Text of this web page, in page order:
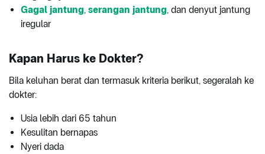
Gagal jantung, serangan jantung, dan denyut jantung
iregular
Kapan Harus ke Dokter?
Bila keluhan berat dan termasuk kriteria berikut, segeralah ke
dokter:
Usia lebih dari 65 tahun
Kesulitan bernapas
Nyeri dada